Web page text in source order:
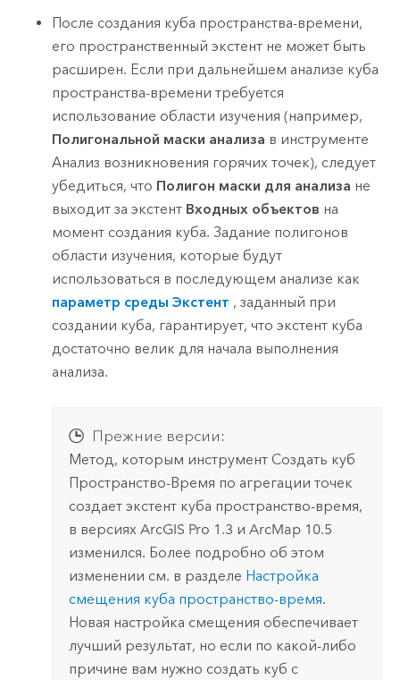
После создания куба пространства-времени,
его пространственный экстент не может быть
расширен. Если при дальнейшем анализе куба
пространства-времени требуется
использование области изучения (например,
Полигональной маски анализа в инструменте
Анализ возникновения горячих точек), следует
убедиться, что Полигон маски для анализа не
выходит за экстент Входных объектов на
момент создания куба. Задание полигонов
области изучения, которые будут
использоваться в последующем анализе как
параметр среды Экстент , заданный при
создании куба, гарантирует, что экстент куба
достаточно велик для начала выполнения
анализа.
Прежние версии:
Метод, которым инструмент Создать куб
Пространство-Время по агрегации точек
создает экстент куба пространство-время,
в версиях ArcGIS Pro 1.3 и ArcMap 10.5
изменился. Более подробно об этом
изменении см. в разделе Настройка
смещения куба пространство-время.
Новая настройка смещения обеспечивает
лучший результат, но если по какой-либо
причине вам нужно создать куб с